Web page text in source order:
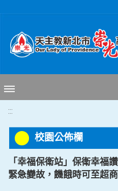
:::
校園公佈欄
「幸福保衛站」保衛幸福
緊急變故，饑餓時可至超